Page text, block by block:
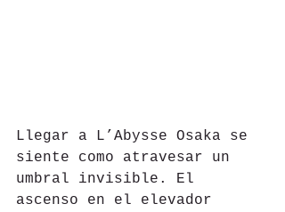
Llegar a L’Abysse Osaka se
siente como atravesar un
umbral invisible. El
ascenso en el elevador